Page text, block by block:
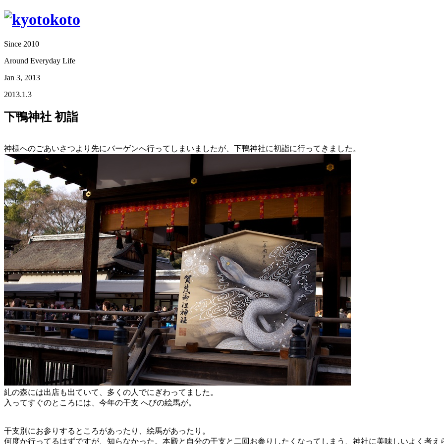
Since 2010
Around Everyday Life
Jan 3, 2013
2013.1.3
下鴨神社 初詣
神様へのごあいさつより先にバーゲンへ行ってしまいましたが、下鴨神社に初詣に行ってきました。
糺の森には出店も出ていて、多くの人でにぎわってました。
入ってすぐのところには、今年の干支 へびの絵馬が。
干支別にお参りするところがあったり、絵馬があったり。
何度か行ってるはずですが、知らなかった。本殿と自分の干支と二回お参りしたくなってしまう、神社に美味しいよく考え